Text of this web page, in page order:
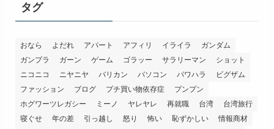
タグ
おなら よだれ アパート アフィリ イライラ
ガンダム
ガンプラ
ガーン ゲーム ゴラッー サラリーマン
ショット
ニコニコ
ニヤニヤ バリカン パソコン パワハラ
ビグザム
ファッション
ブログ プチ買い物依存症
プンプン
ホグワーツレガシー
ミーノ ヤレヤレ 再就職 台湾
台湾旅行
寝ぐせ
年の差 引っ越し 怒り 怖い 恥ずかしい
情報商材